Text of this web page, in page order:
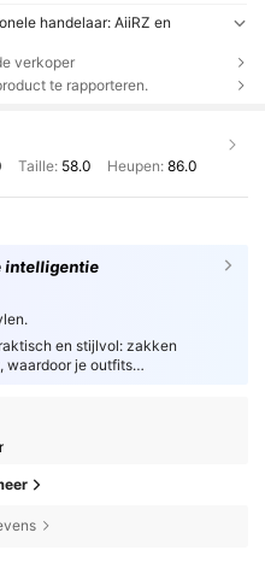
handelaar: AiiRZ en
verkoper
te rapporteren.
Taille: 58.0 Heupen: 86.0
intelligentie
en stijlvol: zakken
waardoor je outfits